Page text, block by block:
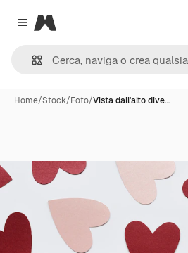
Close menu
Magnific
Home/Stock/Foto/Vista dall'alto dive…